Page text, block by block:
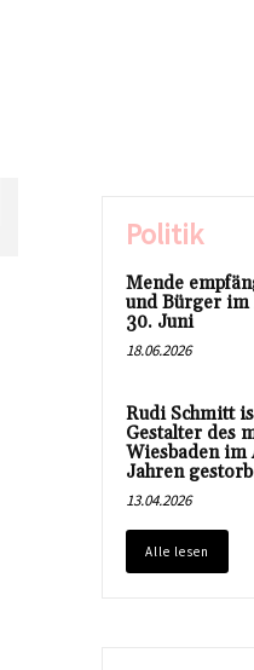
Politik
Mende
und Bürger im
30. Juni
18.06.2026
Rudi Schmitt
Gestalter des
Wiesbaden im
Jahren
13.04.2026
Alle lesen